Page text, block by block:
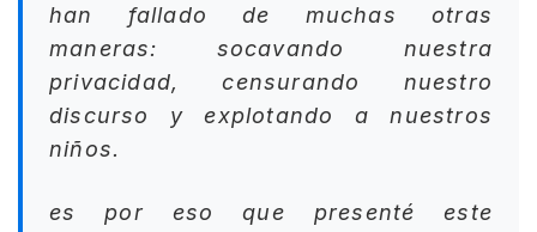
han fallado de muchas otras
maneras: socavando nuestra
privacidad, censurando nuestro
discurso y explotando a nuestros
niños.
es por eso que presenté este